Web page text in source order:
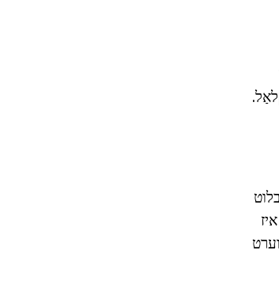
פון בלוט